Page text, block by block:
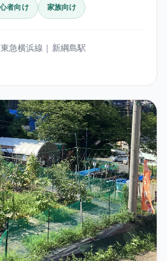
者向け 家族向け
急横浜線｜新綱島駅